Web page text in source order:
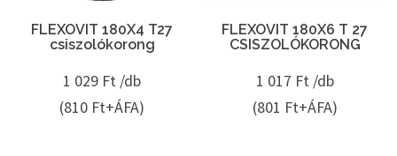
FLEXOVIT 180X4 T27
csiszolókorong
1 029 Ft /db
(810 Ft+ÁFA)
FLEXOVIT 180X6 T 27
CSISZOLÓKORONG
1 017 Ft /db
(801 Ft+ÁFA)